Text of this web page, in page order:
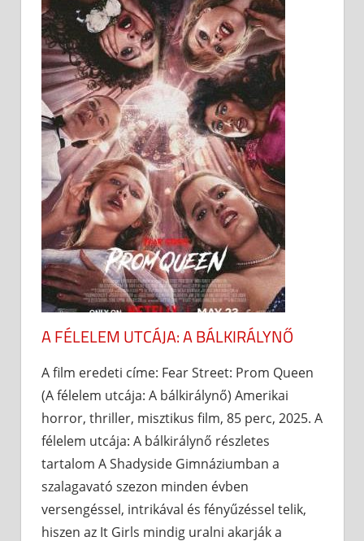
A FÉLELEM UTCÁJA: A BÁLKIRÁLYNŐ
A film eredeti címe: Fear Street: Prom Queen
(A félelem utcája: A bálkirálynő) Amerikai
horror, thriller, misztikus film, 85 perc, 2025. A
félelem utcája: A bálkirálynő részletes
tartalom A Shadyside Gimnáziumban a
szalagavató szezon minden évben
versengéssel, intrikával és fényűzéssel telik,
hiszen az It Girls mindig uralni akarják a